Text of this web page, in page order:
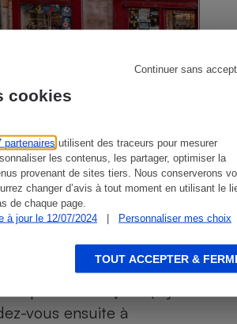
cookies
partenaires utilisent des traceurs pour mesurer
les contenus, les partager, optimiser la
provenant de sites tiers. Nous conserverons
changer d’avis à tout moment en utilisant le
de chaque page.
à jour le 12/07/2024
| Personnaliser mes choix
Continuer sans
TOUT ACCEPTER &
la vieille ville. Accédez-y
pentues). Au sommet se
vous ensuite à